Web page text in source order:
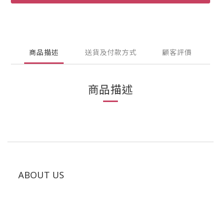
商品描述 送貨及付款方式 顧客評價
商品描述
ABOUT US